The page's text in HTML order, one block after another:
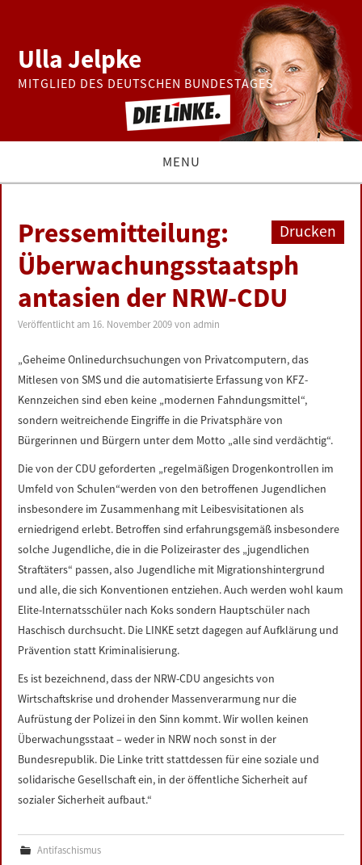
Ulla Jelpke
MITGLIED DES DEUTSCHEN BUNDESTAGES
MENU
BUNDESTAG
PRESSE
ZUR PERSON
LINKS
DATENSCHUTZERKLÄRUNG
IMPRESSUM
Drucken
Pressemitteilung:
Überwachungsstaatsph
antasien der NRW-CDU
Veröffentlicht am 16. November 2009 vonadmin
„Geheime Onlinedurchsuchungen von Privatcomputern, das
Mitlesen von SMS und die automatisierte Erfassung von KFZ-
Kennzeichen sind eben keine „modernen Fahndungsmittel“,
sondern weitreichende Eingriffe in die Privatsphäre von
Bürgerinnen und Bürgern unter dem Motto „alle sind verdächtig“.
Die von der CDU geforderten „regelmäßigen Drogenkontrollen im
Umfeld von Schulen“werden von den betroffenen Jugendlichen
insbesondere im Zusammenhang mit Leibesvisitationen als
erniedrigend erlebt. Betroffen sind erfahrungsgemäß insbesondere
solche Jugendliche, die in die Polizeiraster des „jugendlichen
Straftäters“ passen, also Jugendliche mit Migrationshintergrund
und alle, die sich Konventionen entziehen. Auch werden wohl kaum
Elite-Internatsschüler nach Koks sondern Hauptschüler nach
Haschisch durchsucht. Die LINKE setzt dagegen auf Aufklärung und
Prävention statt Kriminalisierung.
Es ist bezeichnend, dass der NRW-CDU angesichts von
Wirtschaftskrise und drohender Massenverarmung nur die
Aufrüstung der Polizei in den Sinn kommt. Wir wollen keinen
Überwachungsstaat – weder in NRW noch sonst in der
Bundesrepublik. Die Linke tritt stattdessen für eine soziale und
solidarische Gesellschaft ein, in der öffentliche Sicherheit auf
sozialer Sicherheit aufbaut.“
Antifaschismus